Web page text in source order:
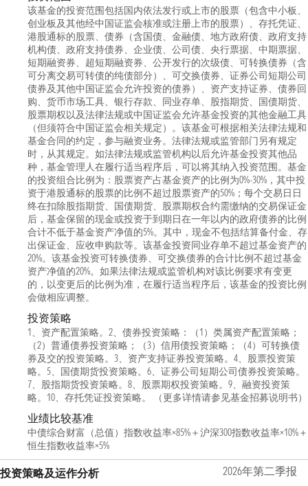
该基金的投资范围包括国内依法发行或上市的股票（包含中小板、
创业板及其他经中国证监会核准或注册上市的股票）、存托凭证、
港股通标的股票、债券（含国债、金融债、地方政府债、政府支持
机构债、政府支持债券、企业债、公司债、央行票据、中期票据、
短期融资券、超短期融资券、公开发行的次级债、可转换债券（含
可分离交易可转债的纯债部分）、可交换债券、证券公司短期公司
债券及其他中国证监会允许投资的债券）、资产支持证券、债券回
购、货币市场工具、银行存款、同业存单、股指期货、国债期货、
股票期权以及法律法规或中国证监会允许基金投资的其他金融工具
（但须符合中国证监会相关规定）。该基金可根据相关法律法规和
基金合同的约定，参与融资业务。法律法规或监管部门另有规定
时，从其规定。如法律法规或监管机构以后允许基金投资其他品
种，基金管理人在履行适当程序后，可以将其纳入投资范围。基金
的投资组合比例为：股票资产占基金资产的比例为0%-30%，其中投
资于港股通标的股票的比例不超过股票资产的50%；每个交易日日
终在扣除股指期货、国债期货、股票期权合约需缴纳的交易保证金
后，基金保留的现金或投资于到期日在一年以内的政府债券的比例
合计不低于基金资产净值的5%。其中，现金不包括结算备付金、存
出保证金、应收申购款等。该基金投资同业存单不超过基金资产的
20%。该基金投资可转换债券、可交换债券的合计比例不超过基金
资产净值的20%。如果法律法规或监管机构对该比例要求有变更
的，以变更后的比例为准，在履行适当程序后，该基金的投资比例
会做相应调整。
投资策略
1、资产配置策略。2、债券投资策略：（1）类属资产配置策略；
（2）普通债券投资策略；（3）信用债投资策略；（4）可转换债
券及交的投资策略。3、资产支持证券投资策略。4、股票投资策
略。5、国债期货投资策略。6、证券公司短期公司债券投资策略。
7、股指期货投资策略。8、股票期权投资策略。9、融资投资策
略。10、存托凭证投资策略。 （更多详情请参见基金招募说明书）
业绩比较基准
中债综合财富（总值）指数收益率×85%＋沪深300指数收益率×10%＋
恒生指数收益率×5%
投资策略及运作分析 2026年第二季报